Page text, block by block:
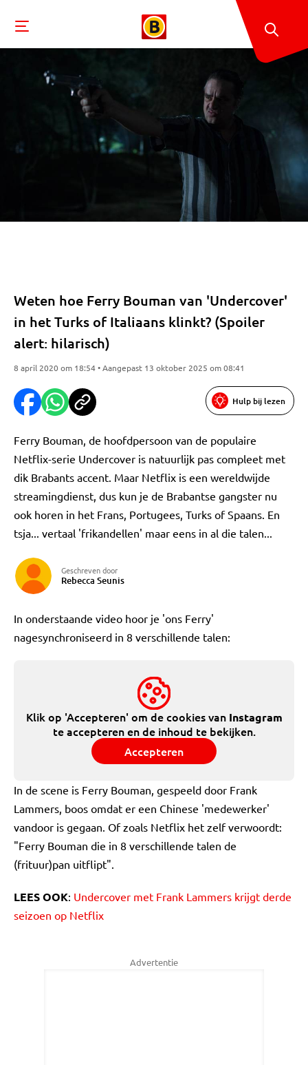
Weten hoe Ferry Bouman van 'Undercover'
in het Turks of Italiaans klinkt? (Spoiler
alert: hilarisch)
8 april 2020 om 18:54 • Aangepast 13 oktober 2025 om 08:41
Hulp bij lezen
Ferry Bouman, de hoofdpersoon van de populaire
Netflix-serie Undercover is natuurlijk pas compleet met
dik Brabants accent. Maar Netflix is een wereldwijde
streamingdienst, dus kun je de Brabantse gangster nu
ook horen in het Frans, Portugees, Turks of Spaans. En
tsja... vertaal 'frikandellen' maar eens in al die talen...
Geschreven door
Rebecca Seunis
In onderstaande video hoor je 'ons Ferry'
nagesynchroniseerd in 8 verschillende talen:
Klik op 'Accepteren' om de cookies van Instagram
te accepteren en de inhoud te bekijken.
Accepteren
In de scene is Ferry Bouman, gespeeld door Frank
Lammers, boos omdat er een Chinese 'medewerker'
vandoor is gegaan. Of zoals Netflix het zelf verwoordt:
"Ferry Bouman die in 8 verschillende talen de
(frituur)pan uitflipt".
LEES OOK: Undercover met Frank Lammers krijgt derde
seizoen op Netflix
Advertentie